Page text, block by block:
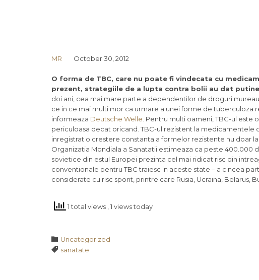
MR October 30, 2012
O forma de TBC, care nu poate fi vindecata cu
prezent, strategiile de a lupta contra bolii au dat
doi ani, cea mai mare parte a dependentilor de droguri
ce in ce mai multi mor ca urmare a unei forme de tuberculoza
informeaza Deutsche Welle . Pentru multi oameni, TBC-ul
periculoasa decat oricand. TBC-ul rezistent la
inregistrat o crestere constanta a formelor rezistente nu doar
Organizatia Mondiala a Sanatatii estimeaza ca peste
sovietice din estul Europei prezinta cel mai ridicat risc din
conventionale pentru TBC traiesc in aceste state – a cincea
considerate cu risc sporit, printre care Rusia, Ucraina, Belarus,
1 total views , 1 views today
 Category
Uncategorized
 Tags
sanatate